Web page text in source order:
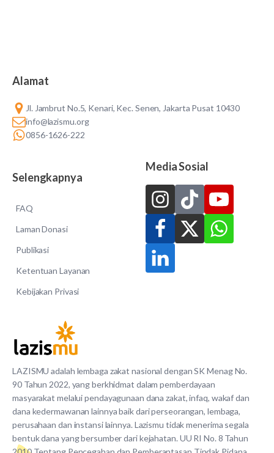
LAZISMU adalah lembaga zakat nasional dengan SK Menag No.
90 Tahun 2022, yang berkhidmat dalam pemberdayaan
masyarakat melalui pendayagunaan dana zakat, infaq, wakaf dan
dana kedermawanan lainnya baik dari perseorangan, lembaga,
perusahaan dan instansi lainnya. Lazismu tidak menerima segala
bentuk dana yang bersumber dari kejahatan. UU RI No. 8 Tahun
Alamat
Jl. Jambrut No.5, Kenari, Kec. Senen, Jakarta Pusat 10430
info@lazismu.org
0856-1626-222
Selengkapnya
FAQ
Laman Donasi
Publikasi
Ketentuan Layanan
Kebijakan Privasi
Media Sosial